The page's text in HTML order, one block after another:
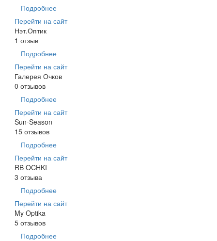
Подробнее
Перейти на сайт
Нэт.Оптик
1 отзыв
Подробнее
Перейти на сайт
Галерея Очков
0 отзывов
Подробнее
Перейти на сайт
Sun-Season
15 отзывов
Подробнее
Перейти на сайт
RB OCHKI
3 отзыва
Подробнее
Перейти на сайт
My Optika
5 отзывов
Подробнее